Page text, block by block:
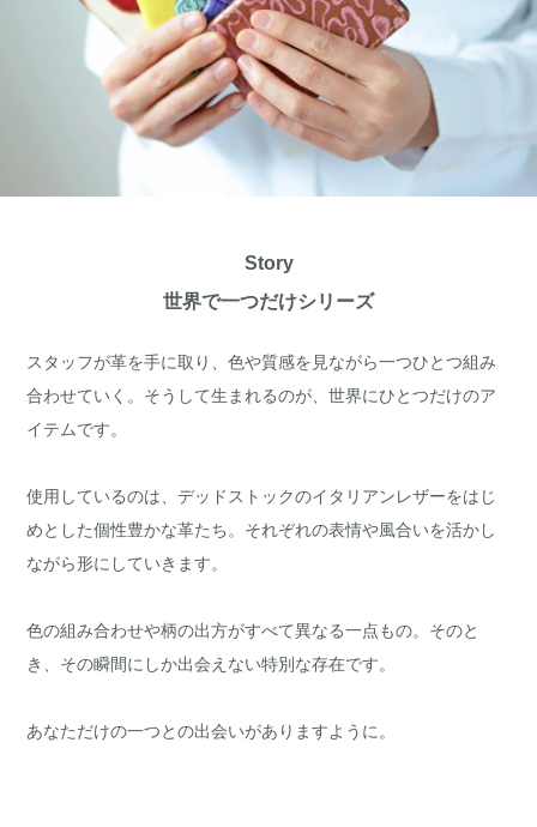
Story
世界で一つだけシリーズ
スタッフが革を手に取り、色や質感を見ながら一つひとつ組み
合わせていく。そうして生まれるのが、世界にひとつだけのア
イテムです。
使用しているのは、デッドストックのイタリアンレザーをはじ
めとした個性豊かな革たち。それぞれの表情や風合いを活かし
ながら形にしていきます。
色の組み合わせや柄の出方がすべて異なる一点もの。そのと
き、その瞬間にしか出会えない特別な存在です。
あなただけの一つとの出会いがありますように。